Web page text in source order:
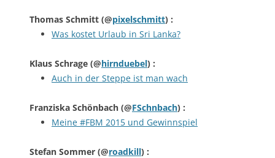
Thomas Schmitt (@pixelschmitt) :
Was kostet Urlaub in Sri Lanka?
Klaus Schrage (@hirnduebel) :
Auch in der Steppe ist man wach
Franziska Schönbach (@FSchnbach) :
Meine #FBM 2015 und Gewinnspiel
Stefan Sommer (@roadkill) :